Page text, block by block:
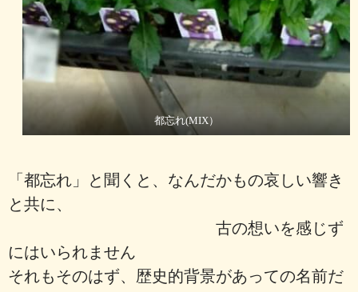
都忘れ(MIX）
「都忘れ」と聞くと、なんだかもの哀しい響き
と共に、
古の想いを感じず
にはいられません
それもそのはず、歴史的背景があっての名前だ